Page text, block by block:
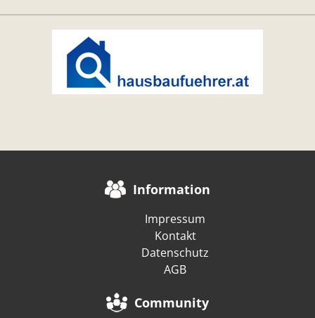
Information
Impressum
Kontakt
Datenschutz
AGB
Community